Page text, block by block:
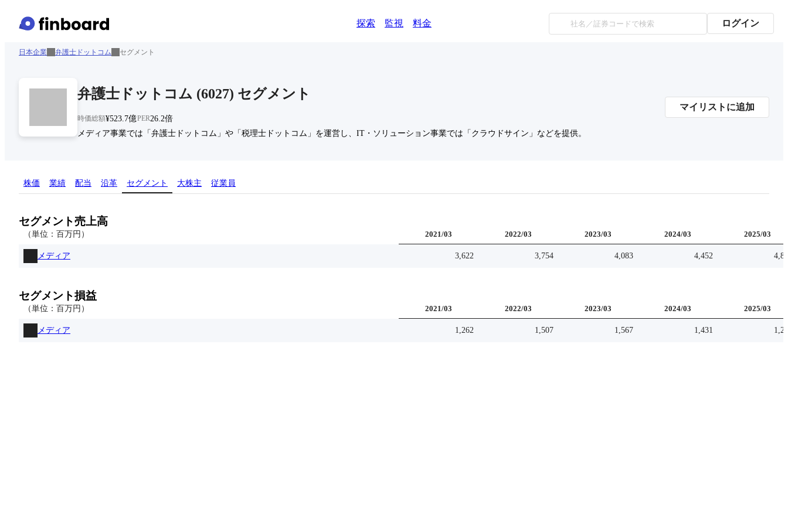
探索 監視 料金 ログイン
日本企業 弁護士ドットコム セグメント
弁護士ドットコム (6027) セグメント
時価総額¥523.7億PER26.2倍
メディア事業では「弁護士ドットコム」や「税理士ドットコム」を運営し、IT・ソリューション事業では「クラウドサイン」などを提供。
マイリストに追加
株価 業績 配当 沿革 セグメント 大株主 従業員
セグメント売上高
（単位： 百万円 ） 2021/03 2022/03 2023/03 2024/03 2025/03
メディア 3,622 3,754 4,083 4,452
セグメント損益
（単位： 百万円 ） 2021/03 2022/03 2023/03 2024/03 2025/03
メディア 1,262 1,507 1,567 1,431